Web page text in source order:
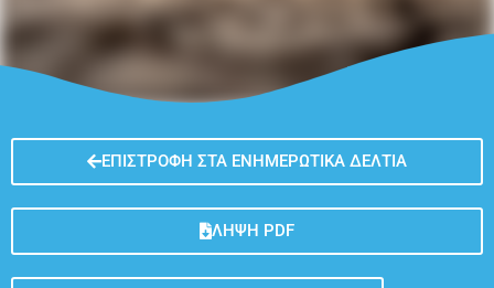
ΕΠΙΣΤΡΟΦΉ ΣΤΑ ΕΝΗΜΕΡΩΤΙΚΆ ΔΕΛΤΊΑ
ΛΉΨΗ PDF